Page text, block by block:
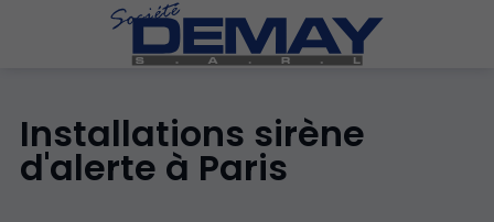
Installations sirène
d'alerte à Paris